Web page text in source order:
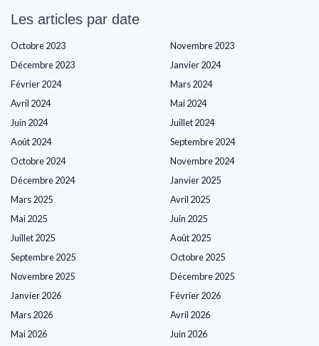
Les articles par date
Octobre 2023
Novembre 2023
Décembre 2023
Janvier 2024
Février 2024
Mars 2024
Avril 2024
Mai 2024
Juin 2024
Juillet 2024
Août 2024
Septembre 2024
Octobre 2024
Novembre 2024
Décembre 2024
Janvier 2025
Mars 2025
Avril 2025
Mai 2025
Juin 2025
Juillet 2025
Août 2025
Septembre 2025
Octobre 2025
Novembre 2025
Décembre 2025
Janvier 2026
Février 2026
Mars 2026
Avril 2026
Mai 2026
Juin 2026